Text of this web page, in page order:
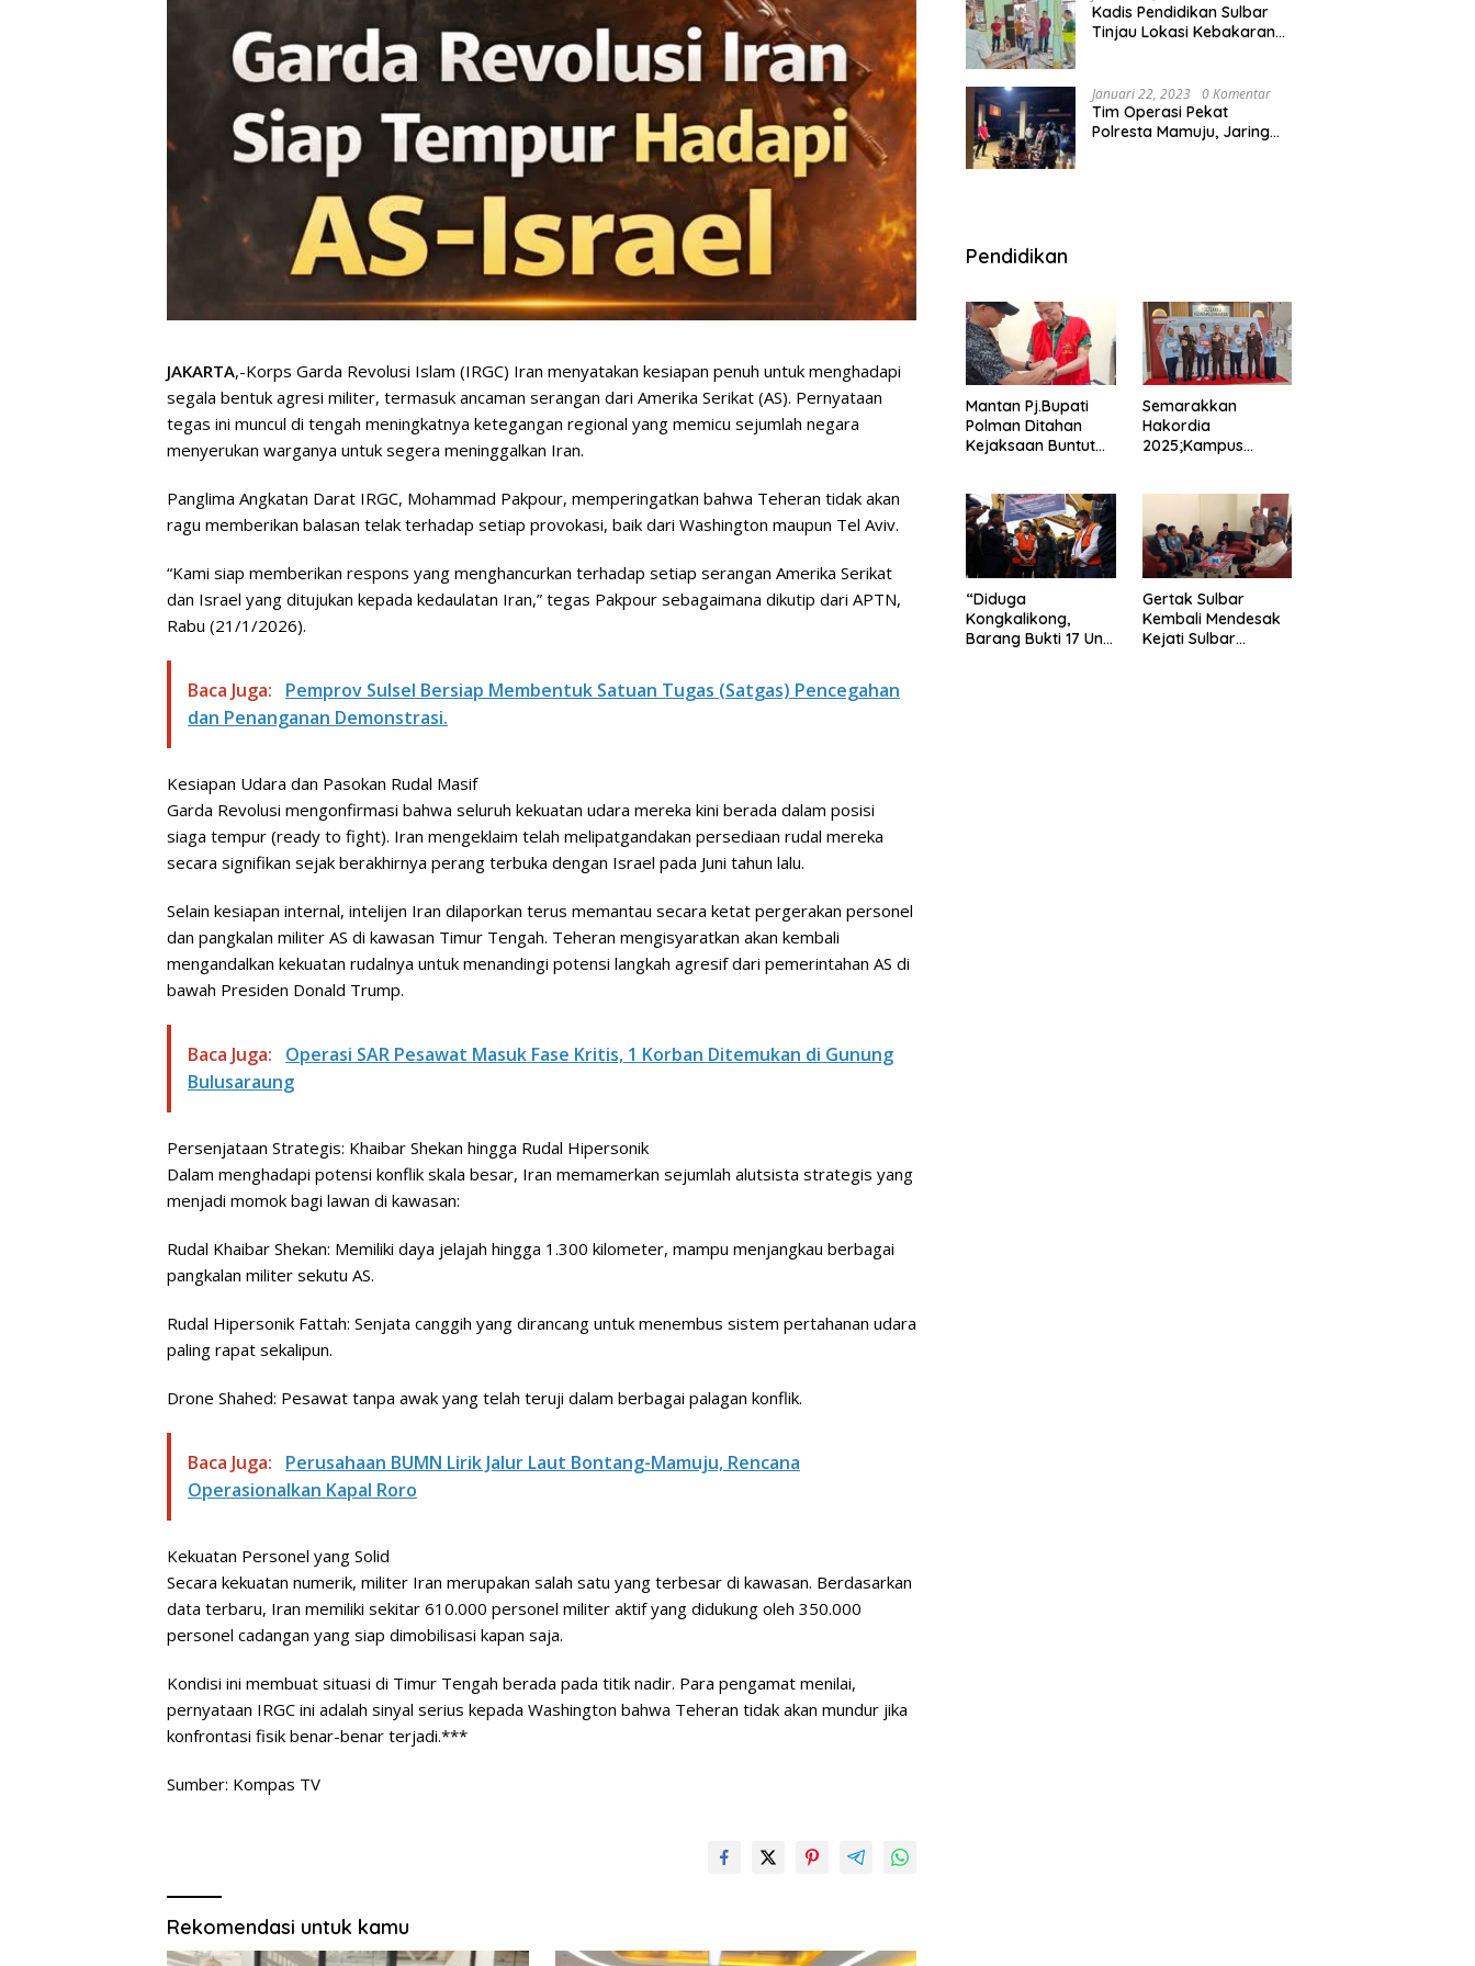
JAKARTA,-Korps Garda Revolusi Islam (IRGC) Iran menyatakan kesiapan penuh untuk menghadapi
segala bentuk agresi militer, termasuk ancaman serangan dari Amerika Serikat (AS). Pernyataan
tegas ini muncul di tengah meningkatnya ketegangan regional yang memicu sejumlah negara
menyerukan warganya untuk segera meninggalkan Iran.
Panglima Angkatan Darat IRGC, Mohammad Pakpour, memperingatkan bahwa Teheran tidak akan
ragu memberikan balasan telak terhadap setiap provokasi, baik dari Washington maupun Tel Aviv.
“Kami siap memberikan respons yang menghancurkan terhadap setiap serangan Amerika Serikat
dan Israel yang ditujukan kepada kedaulatan Iran,” tegas Pakpour sebagaimana dikutip dari APTN,
Rabu (21/1/2026).
Baca Juga:
Pemprov Sulsel Bersiap Membentuk Satuan Tugas (Satgas) Pencegahan
dan Penanganan Demonstrasi.
Kesiapan Udara dan Pasokan Rudal Masif
Garda Revolusi mengonfirmasi bahwa seluruh kekuatan udara mereka kini berada dalam posisi
siaga tempur (ready to fight). Iran mengeklaim telah melipatgandakan persediaan rudal mereka
secara signifikan sejak berakhirnya perang terbuka dengan Israel pada Juni tahun lalu.
Selain kesiapan internal, intelijen Iran dilaporkan terus memantau secara ketat pergerakan personel
dan pangkalan militer AS di kawasan Timur Tengah. Teheran mengisyaratkan akan kembali
mengandalkan kekuatan rudalnya untuk menandingi potensi langkah agresif dari pemerintahan AS di
bawah Presiden Donald Trump.
Baca Juga:
Operasi SAR Pesawat Masuk Fase Kritis, 1 Korban Ditemukan di Gunung
Bulusaraung
Persenjataan Strategis: Khaibar Shekan hingga Rudal Hipersonik
Dalam menghadapi potensi konflik skala besar, Iran memamerkan sejumlah alutsista strategis yang
menjadi momok bagi lawan di kawasan:
Rudal Khaibar Shekan: Memiliki daya jelajah hingga 1.300 kilometer, mampu menjangkau berbagai
pangkalan militer sekutu AS.
Rudal Hipersonik Fattah: Senjata canggih yang dirancang untuk menembus sistem pertahanan udara
paling rapat sekalipun.
Drone Shahed: Pesawat tanpa awak yang telah teruji dalam berbagai palagan konflik.
Baca Juga:
Perusahaan BUMN Lirik Jalur Laut Bontang-Mamuju, Rencana
Operasionalkan Kapal Roro
Kekuatan Personel yang Solid
Secara kekuatan numerik, militer Iran merupakan salah satu yang terbesar di kawasan. Berdasarkan
data terbaru, Iran memiliki sekitar 610.000 personel militer aktif yang didukung oleh 350.000
personel cadangan yang siap dimobilisasi kapan saja.
Kondisi ini membuat situasi di Timur Tengah berada pada titik nadir. Para pengamat menilai,
pernyataan IRGC ini adalah sinyal serius kepada Washington bahwa Teheran tidak akan mundur jika
konfrontasi fisik benar-benar terjadi.***
Sumber: Kompas TV
Rekomendasi untuk kamu
Kadis Pendidikan Sulbar
Tinjau Lokasi Kebakaran
Januari 22, 2023 0 Komentar
Tim Operasi Pekat
Polresta Mamuju, Jaring
Pendidikan
Mantan Pj.Bupati
Polman Ditahan
Kejaksaan Buntut
Seragam Linmas
Pemilu
Semarakkan
Hakordia
2025;Kampus
Gelar” Satukan Aksi
Basmi Korupsi “
“Diduga
Kongkalikong,
Barang Bukti 17 Unit
Gertak Sulbar
Kembali Mendesak
Kejati Sulbar